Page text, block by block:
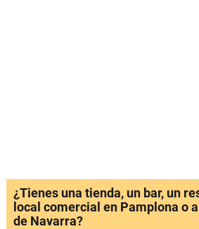
¿Tienes una tienda, un bar, un
local comercial en Pamplona o
de Navarra?